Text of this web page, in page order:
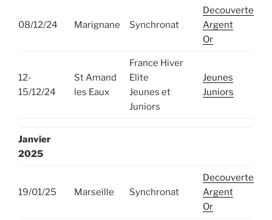
08/12/24 Marignane Synchronat
Decouverte
Argent
Or
12-
15/12/24
St Amand
les Eaux
France Hiver
Elite
Jeunes et
Juniors
Jeunes
Juniors
Janvier
2025
19/01/25 Marseille Synchronat
Decouverte
Argent
Or